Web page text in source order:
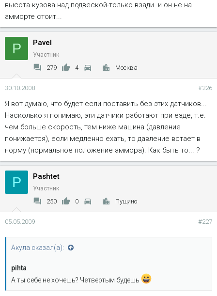
высота кузова над подвеской-только взади. и он не на
амморте стоит...
P Pavel
Участник
279 4 Москва
30.10.2008 #226
Я вот думаю, что будет если поставить без этих датчиков...
Насколько я понимаю, эти датчики работают при езде, т.е.
чем больше скорость, тем ниже машина (давление
понижается), если медленно ехать, то давление встает в
норму (нормальное положение аммора). Как быть то... ?
P Pashtet
Участник
250 0 Пущино
05.05.2009 #227
Акула сказал(а):
pihta
А ты себе не хочешь? Четвертым будешь